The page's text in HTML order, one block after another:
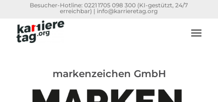
Besucher-Hotline:0221 1705 098 300 (KI-gestützt, 24/7
erreichbar) | info@karrieretag.org
markenzeichen GmbH